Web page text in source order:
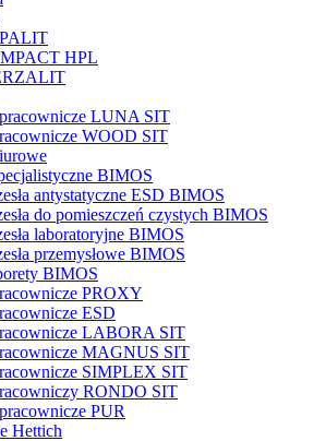
HPL
LUNA SIT
WOOD SIT
BIMOS
antystatyczne ESD BIMOS
do pomieszczeń czystych BIMOS
laboratoryjne BIMOS
przemysłowe BIMOS
BIMOS
PROXY
ESD
LABORA SIT
MAGNUS SIT
SIMPLEX SIT
RONDO SIT
PUR
Hettich